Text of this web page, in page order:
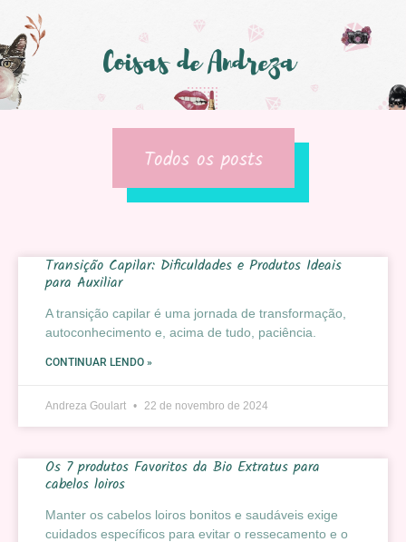
Todos os posts
Transição Capilar: Dificuldades e Produtos Ideais
para Auxiliar
A transição capilar é uma jornada de transformação,
autoconhecimento e, acima de tudo, paciência.
CONTINUAR LENDO »
Andreza Goulart 22 de novembro de 2024
Os 7 produtos Favoritos da Bio Extratus para
cabelos loiros
Manter os cabelos loiros bonitos e saudáveis exige
cuidados específicos para evitar o ressecamento e o